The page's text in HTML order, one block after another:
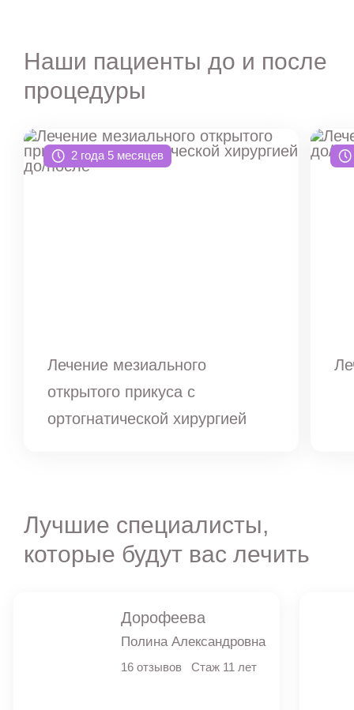
Наши пациенты до и после
процедуры
2 года 5 месяцев
Лечение мезиального
открытого прикуса с
ортогнатической хирургией
Лучшие специалисты,
которые будут вас лечить
Дорофеева
Полина Александровна
16 отзывов Стаж 11 лет